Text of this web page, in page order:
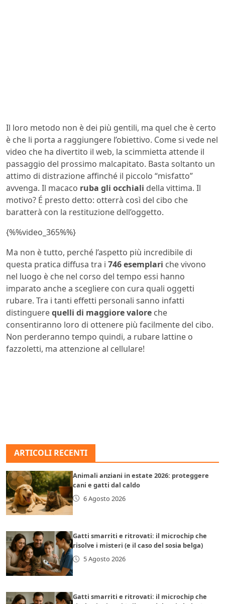
Il loro metodo non è dei più gentili, ma quel che è certo
è che li porta a raggiungere l’obiettivo. Come si vede nel
video che ha divertito il web, la scimmietta attende il
passaggio del prossimo malcapitato. Basta soltanto un
attimo di distrazione affinché il piccolo “misfatto”
avvenga. Il macaco ruba gli occhiali della vittima. Il
motivo? É presto detto: otterrà così del cibo che
baratterà con la restituzione dell’oggetto.
{%%video_365%%}
Ma non è tutto, perché l’aspetto più incredibile di
questa pratica diffusa tra i 746 esemplari che vivono
nel luogo è che nel corso del tempo essi hanno
imparato anche a scegliere con cura quali oggetti
rubare. Tra i tanti effetti personali sanno infatti
distinguerequelli di maggiore valore che
consentiranno loro di ottenere più facilmente del cibo.
Non perderanno tempo quindi, a rubare lattine o
fazzoletti, ma attenzione al cellulare!
ARTICOLI RECENTI
Animali anziani in estate 2026: proteggere
cani e gatti dal caldo
6 Agosto 2026
Gatti smarriti e ritrovati: il microchip che
risolve i misteri (e il caso del sosia belga)
5 Agosto 2026
Gatti smarriti e ritrovati: il microchip che